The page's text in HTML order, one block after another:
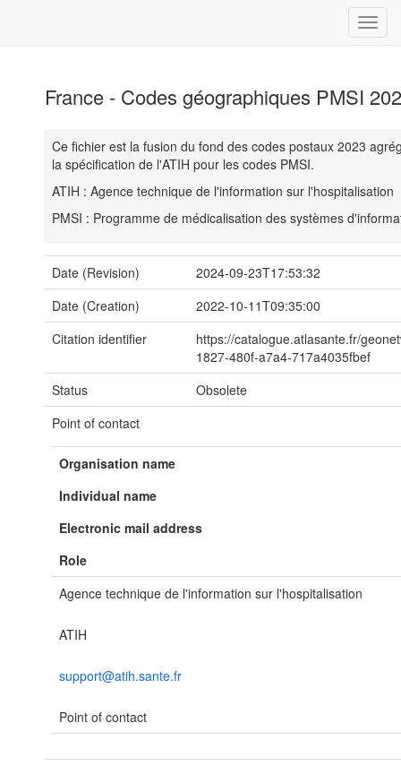
France - Codes géographiques PMSI
Ce fichier est la fusion du fond des codes postaux 2023
la spécification de l'ATIH pour les codes PMSI.
ATIH : Agence technique de l'information sur l'hospitalisation
PMSI : Programme de médicalisation des systèmes
Date (Revision)
2024-09-23T17:53:32
Date (Creation)
2022-10-11T09:35:00
Citation identifier
https://catalogue.atlasante.fr/
1827-480f-a7a4-717a4035fbef
Status
Obsolete
Point of contact
Organisation name
Individual name
Electronic mail address
Role
Agence technique de l'information sur l'hospitalisation
ATIH
support@atih.sante.fr
Point of contact